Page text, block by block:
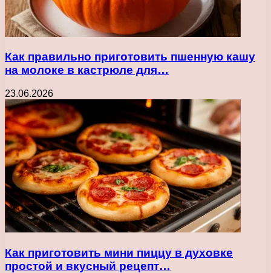
Как правильно приготовить пшенную кашу
на молоке в кастрюле для…
23.06.2026
Как приготовить мини пиццу в духовке
простой и вкусный рецепт…